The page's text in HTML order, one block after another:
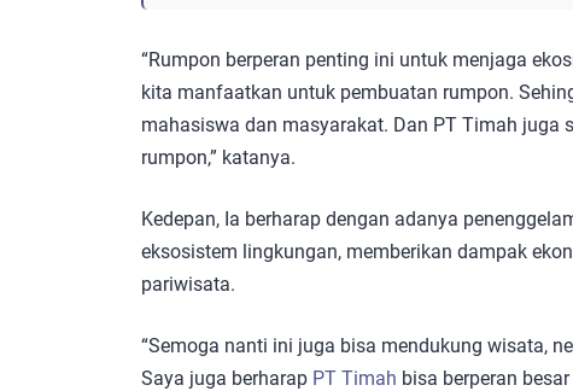
“Rumpon berperan penting ini untuk menjaga
kita manfaatkan untuk pembuatan rumpon.
mahasiswa dan masyarakat. Dan PT Timah juga
rumpon,” katanya.
Kedepan, Ia berharap dengan adanya
eksosistem lingkungan, memberikan dampak
pariwisata.
“Semoga nanti ini juga bisa mendukung wisata,
Saya juga berharap PT Timah bisa berperan